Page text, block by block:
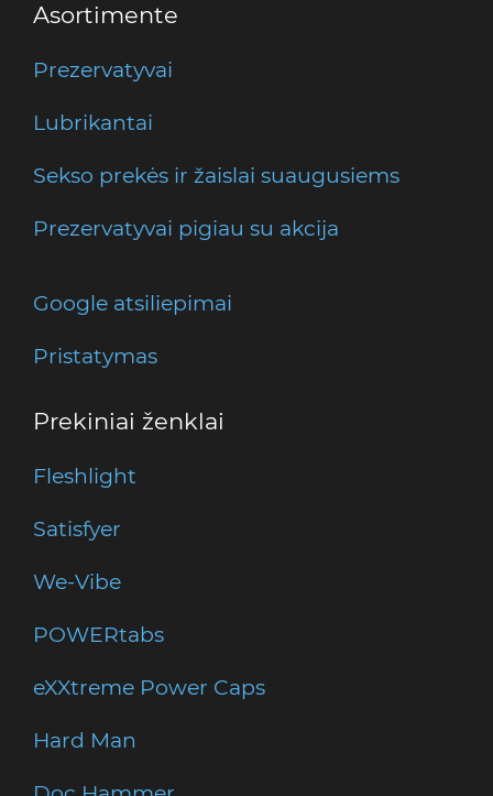
Asortimente
Prezervatyvai
Lubrikantai
Sekso prekės ir žaislai suaugusiems
Prezervatyvai pigiau su akcija
Google atsiliepimai
Pristatymas
Prekiniai ženklai
Fleshlight
Satisfyer
We-Vibe
POWERtabs
eXXtreme Power Caps
Hard Man